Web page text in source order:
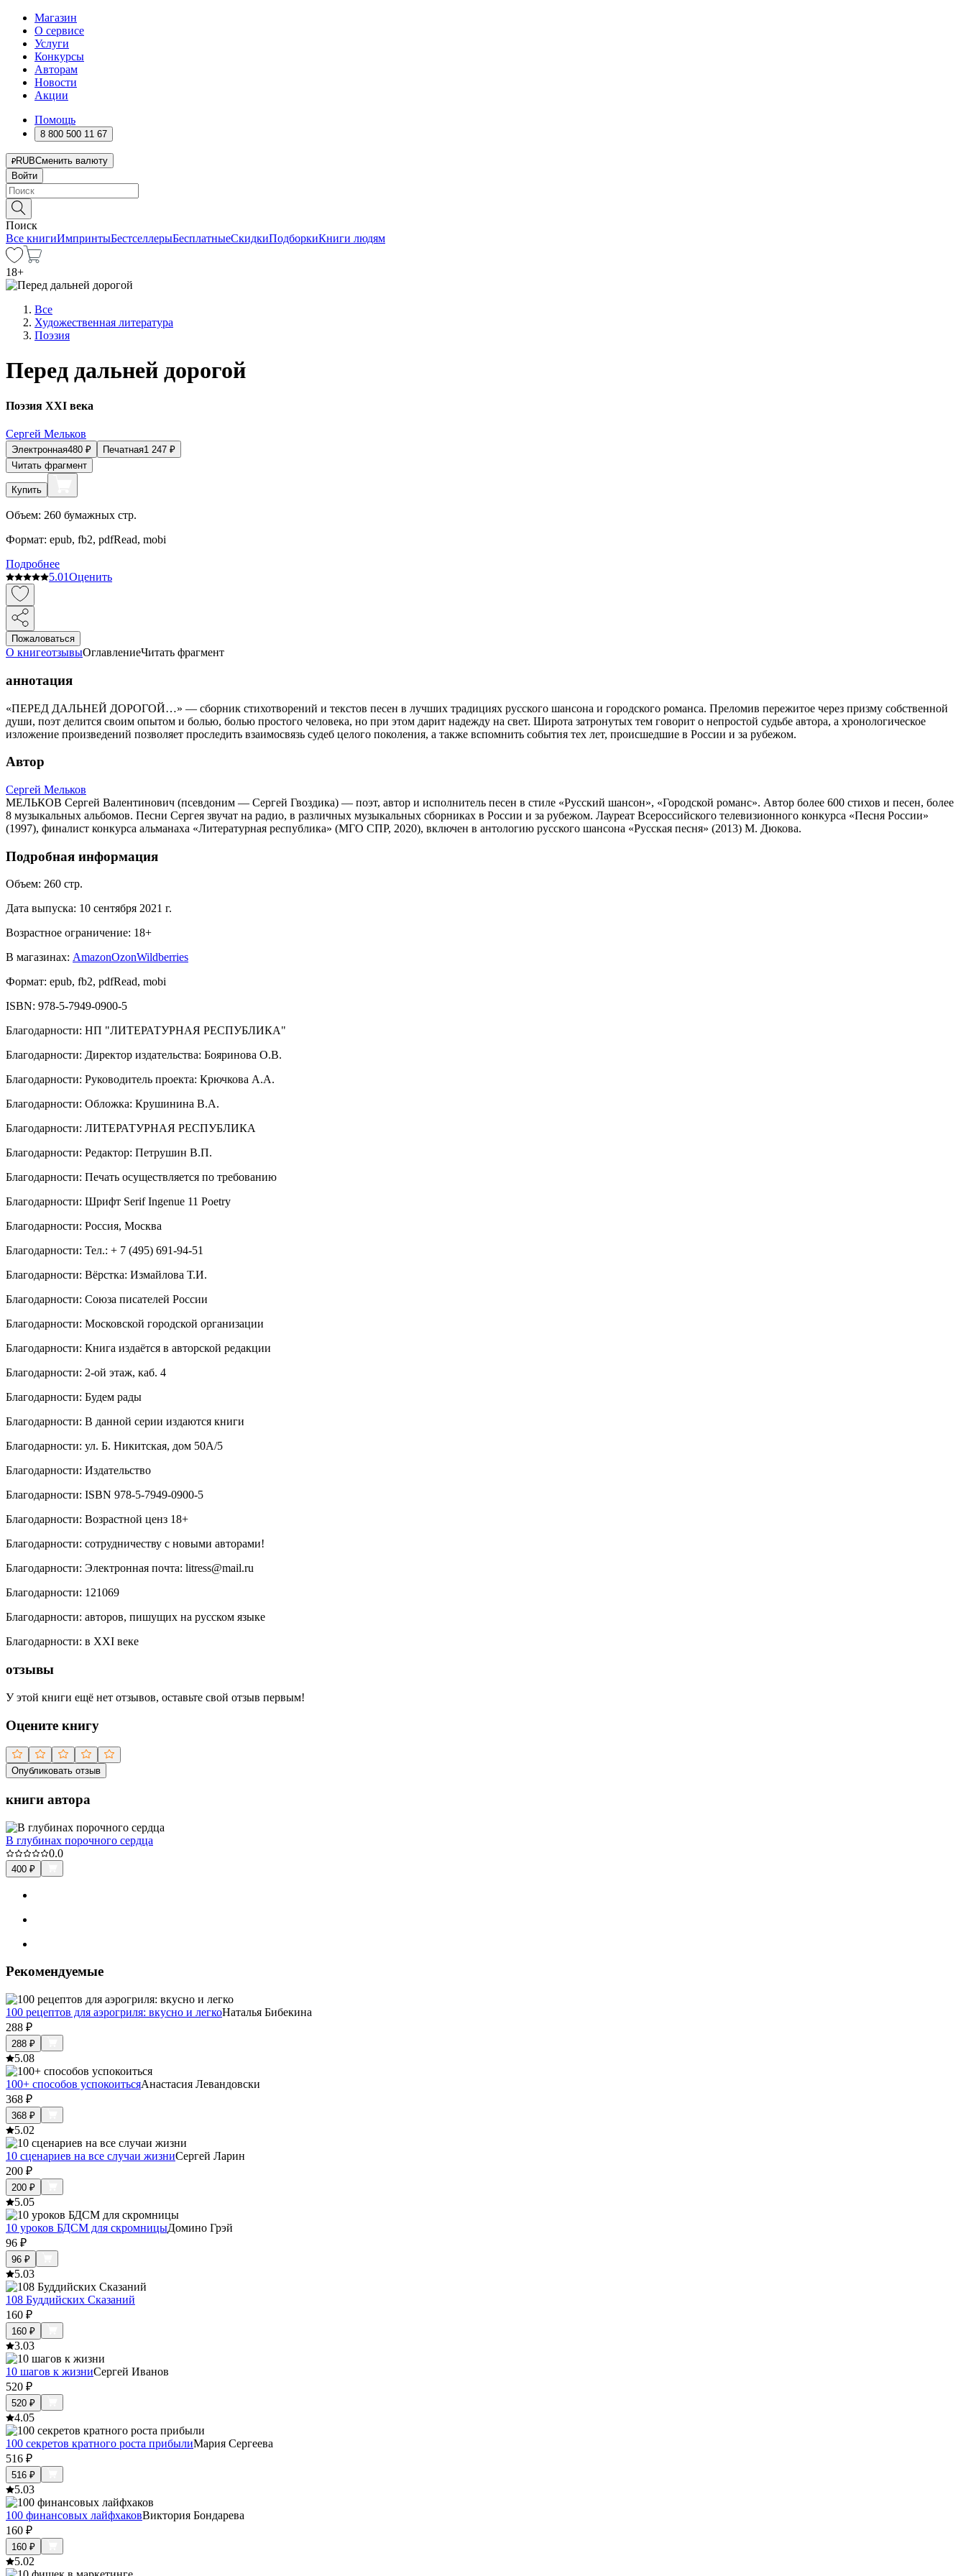
Магазин
О сервисе
Услуги
Конкурсы
Авторам
Новости
Акции
Помощь
8 800 500 11 67
RUBСменить валюту
Войти
Поиск
Все книгиИмпринтыБестселлерыБесплатныеСкидкиПодборкиКниги людям
18+
Все
Художественная литература
Поэзия
Перед дальней дорогой
Поэзия XXI века
Сергей Мельков
Электронная480 ₽ Печатная1 247 ₽
Читать фрагмент
Купить
Объем: 260 бумажных стр.
Формат: epub, fb2, pdfRead, mobi
Подробнее
5.01Оценить
Пожаловаться
О книгеотзывыОглавлениеЧитать фрагмент
аннотация
«ПЕРЕД ДАЛЬНЕЙ ДОРОГОЙ…» — сборник стихотворений и текстов песен в лучших традициях русского шансона и городского романса. Преломив пережитое через призму собственной
души, поэт делится своим опытом и болью, болью простого человека, но при этом дарит надежду на свет. Широта затронутых тем говорит о непростой судьбе автора, а хронологическое
изложение произведений позволяет проследить взаимосвязь судеб целого поколения, а также вспомнить события тех лет, происшедшие в России и за рубежом.
Автор
Сергей Мельков
МЕЛЬКОВ Сергей Валентинович (псевдоним — Сергей Гвоздика) — поэт, автор и исполнитель песен в стиле «Русский шансон», «Городской романс». Автор более 600 стихов и песен, более
8 музыкальных альбомов. Песни Сергея звучат на радио, в различных музыкальных сборниках в России и за рубежом. Лауреат Всероссийского телевизионного конкурса «Песня России»
(1997), финалист конкурса альманаха «Литературная республика» (МГО СПР, 2020), включен в антологию русского шансона «Русская песня» (2013) М. Дюкова.
Подробная информация
Объем: 260 стр.
Дата выпуска: 10 сентября 2021 г.
Возрастное ограничение: 18+
В магазинах: AmazonOzonWildberries
Формат: epub, fb2, pdfRead, mobi
ISBN: 978-5-7949-0900-5
Благодарности: НП "ЛИТЕРАТУРНАЯ РЕСПУБЛИКА"
Благодарности: Директор издательства: Бояринова О.В.
Благодарности: Руководитель проекта: Крючкова А.А.
Благодарности: Обложка: Крушинина В.А.
Благодарности: ЛИТЕРАТУРНАЯ РЕСПУБЛИКА
Благодарности: Редактор: Петрушин В.П.
Благодарности: Печать осуществляется по требованию
Благодарности: Шрифт Serif Ingenue 11 Poetry
Благодарности: Россия, Москва
Благодарности: Тел.: + 7 (495) 691-94-51
Благодарности: Вёрстка: Измайлова Т.И.
Благодарности: Союза писателей России
Благодарности: Московской городской организации
Благодарности: Книга издаётся в авторской редакции
Благодарности: 2-ой этаж, каб. 4
Благодарности: Будем рады
Благодарности: В данной серии издаются книги
Благодарности: ул. Б. Никитская, дом 50А/5
Благодарности: Издательство
Благодарности: ISBN 978-5-7949-0900-5
Благодарности: Возрастной ценз 18+
Благодарности: сотрудничеству с новыми авторами!
Благодарности: Электронная почта: litress@mail.ru
Благодарности: 121069
Благодарности: авторов, пишущих на русском языке
Благодарности: в XXI веке
отзывы
У этой книги ещё нет отзывов, оставьте свой отзыв первым!
Оцените книгу
Опубликовать отзыв
книги автора
В глубинах порочного сердца
0.0
400 ₽
Рекомендуемые
100 рецептов для аэрогриля: вкусно и легкоНаталья Бибекина
288 ₽
288 ₽
5.08
100+ способов успокоитьсяАнастасия Левандовски
368 ₽
368 ₽
5.02
10 сценариев на все случаи жизниСергей Ларин
200 ₽
200 ₽
5.05
10 уроков БДСМ для скромницыДомино Грэй
96 ₽
96 ₽
5.03
108 Буддийских Сказаний
160 ₽
160 ₽
3.03
10 шагов к жизниСергей Иванов
520 ₽
520 ₽
4.05
100 секретов кратного роста прибылиМария Сергеева
516 ₽
516 ₽
5.03
100 финансовых лайфхаковВиктория Бондарева
160 ₽
160 ₽
5.02